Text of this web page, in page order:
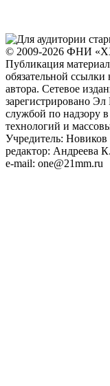
© 2009-2026 ФHИ
Публикация
обязательной
автора. Сетевое
зарегистрировано
службой по надзору
технологий и
Учредитель:
редактор: Андреева
e-mail: one@21mm.ru